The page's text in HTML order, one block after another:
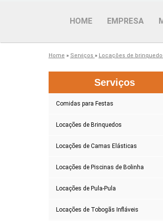
HOME EMPRESA
Home » Serviços » Locações de
Serviços
Comidas para Festas
Locações de Brinquedos
Locações de Camas Elásticas
Locações de Piscinas de Bolinha
Locações de Pula-Pula
Locações de Tobogãs Infláveis